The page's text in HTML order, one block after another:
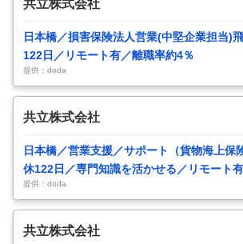
共立株式会社
日本橋／損害保険法人営業(中堅企業担当)
122日／リモート有／離職率約4％
提供：doda
共立株式会社
日本橋／営業支援／サポート（貨物海上保
休122日／専門知識を活かせる／リモート有
提供：doda
共立株式会社